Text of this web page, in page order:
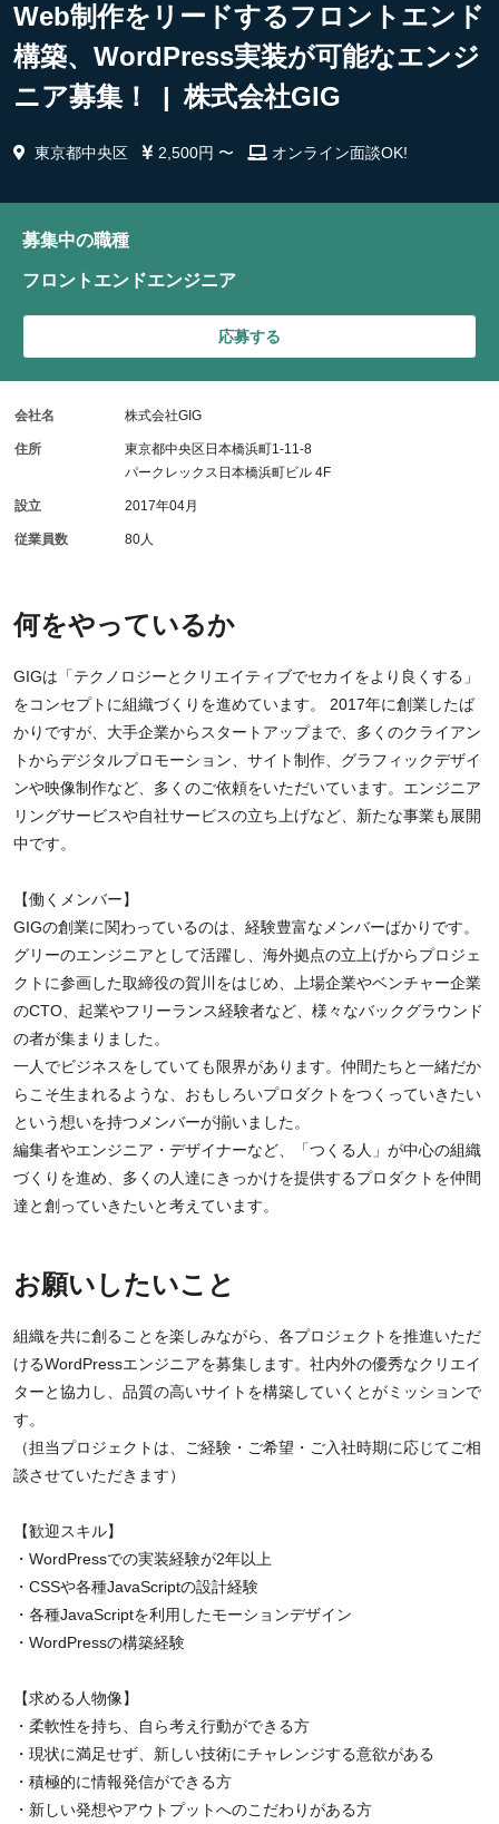
Web制作をリードするフロントエンド
構築、WordPress実装が可能なエンジ
ニア募集！ | 株式会社GIG
東京都中央区 2,500円 〜 オンライン面談OK!
何をやっているか
GIGは「テクノロジーとクリエイティブでセカイをより良くする」
をコンセプトに組織づくりを進めています。 2017年に創業したば
かりですが、大手企業からスタートアップまで、多くのクライアン
トからデジタルプロモーション、サイト制作、グラフィックデザイ
ンや映像制作など、多くのご依頼をいただいています。エンジニア
リングサービスや自社サービスの立ち上げなど、新たな事業も展開
中です。
【働くメンバー】
GIGの創業に関わっているのは、経験豊富なメンバーばかりです。
グリーのエンジニアとして活躍し、海外拠点の立上げからプロジェ
クトに参画した取締役の賀川をはじめ、上場企業やベンチャー企業
のCTO、起業やフリーランス経験者など、様々なバックグラウンド
の者が集まりました。
一人でビジネスをしていても限界があります。仲間たちと一緒だか
らこそ生まれるような、おもしろいプロダクトをつくっていきたい
という想いを持つメンバーが揃いました。
編集者やエンジニア・デザイナーなど、「つくる人」が中心の組織
づくりを進め、多くの人達にきっかけを提供するプロダクトを仲間
達と創っていきたいと考えています。
お願いしたいこと
組織を共に創ることを楽しみながら、各プロジェクトを推進いただ
けるWordPressエンジニアを募集します。社内外の優秀なクリエイ
ターと協力し、品質の高いサイトを構築していくとがミッションで
す。
（担当プロジェクトは、ご経験・ご希望・ご入社時期に応じてご相
談させていただきます）
【歓迎スキル】
・WordPressでの実装経験が2年以上
・CSSや各種JavaScriptの設計経験
・各種JavaScriptを利用したモーションデザイン
・WordPressの構築経験
【求める人物像】
・柔軟性を持ち、自ら考え行動ができる方
・現状に満足せず、新しい技術にチャレンジする意欲がある
・積極的に情報発信ができる方
・新しい発想やアウトプットへのこだわりがある方
募集中の職種
フロントエンドエンジニア
応募する
会社名 株式会社GIG
住所
東京都中央区日本橋浜町1-11-8
パークレックス日本橋浜町ビル 4F
設立 2017年04月
従業員数 80人